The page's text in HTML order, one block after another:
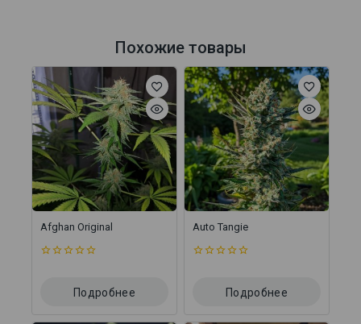
Похожие товары
Afghan Original
Подробнее
Auto Tangie
Подробнее